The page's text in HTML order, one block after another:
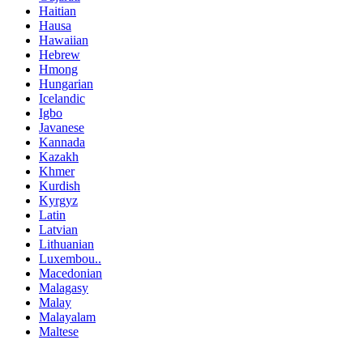
Haitian
Hausa
Hawaiian
Hebrew
Hmong
Hungarian
Icelandic
Igbo
Javanese
Kannada
Kazakh
Khmer
Kurdish
Kyrgyz
Latin
Latvian
Lithuanian
Luxembou..
Macedonian
Malagasy
Malay
Malayalam
Maltese